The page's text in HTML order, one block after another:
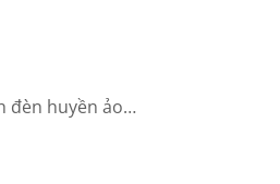
đèn huyền ảo…